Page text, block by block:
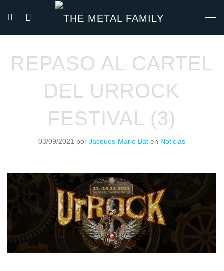
REPASO AL CARTEL
DEL URROCK
FESTIVAL (3)
03/09/2021 por Jacques-Marie Bat en Noticias